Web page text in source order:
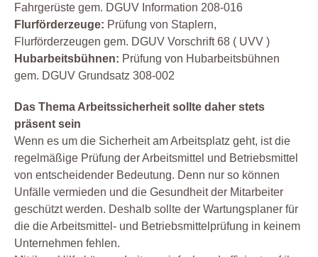
Fahrgerüste gem. DGUV Information 208-016
Flurförderzeuge: Prüfung von Staplern,
Flurförderzeugen gem. DGUV Vorschrift 68 ( UVV )
Hubarbeitsbühnen: Prüfung von Hubarbeitsbühnen
gem. DGUV Grundsatz 308-002
Das Thema Arbeitssicherheit sollte daher stets
präsent sein
Wenn es um die Sicherheit am Arbeitsplatz geht, ist die
regelmäßige Prüfung der Arbeitsmittel und Betriebsmittel
von entscheidender Bedeutung. Denn nur so können
Unfälle vermieden und die Gesundheit der Mitarbeiter
geschützt werden. Deshalb sollte der Wartungsplaner für
die die Arbeitsmittel- und Betriebsmittelprüfung in keinem
Unternehmen fehlen.